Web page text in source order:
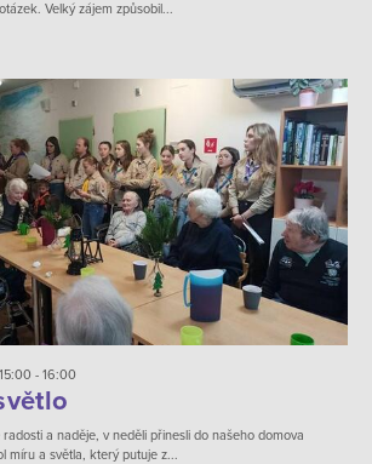
Velký zájem způsobil...
15:00 - 16:00
a naděje, v neděli přinesli do našeho domova
míru a světla, který putuje z...